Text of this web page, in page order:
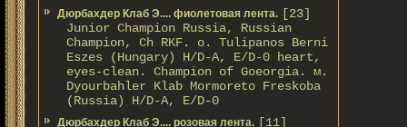
Дюрбахдер Клаб Э.... фиолетовая лента. [23]
Junior Champion Russia, Russian
Champion, Ch RKF. о. Tulipanos Berni
Eszes (Hungary) H/D-A, E/D-0 heart,
eyes-clean. Champion of Gоeorgia. м.
Dyourbahler Klab Mormoreto Freskoba
(Russia) H/D-А, E/D-0
Дюрбахдер Клаб Э.... розовая лента. [11]